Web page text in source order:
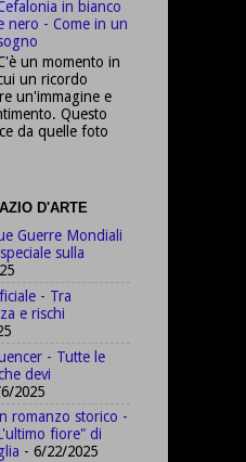
in bianco
nero - Come in un
un momento in
un ricordo
un'immagine e
Questo
da quelle foto
D'ARTE
Guerre Mondiali
sulla
- Tra
e rischi
- Tutte le
devi
2025
romanzo storico -
fiore" di
- 6/22/2025